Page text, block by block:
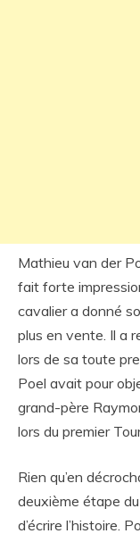
Mathieu van der
fait forte
cavalier a donné
plus en vente. Il a
lors de sa toute
Poel avait pour
grand-père
lors du premier
Rien qu’en
deuxième étape
d’écrire l’histoire.